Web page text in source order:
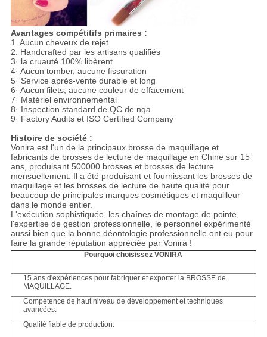
Avantages compétitifs primaires :
1. Aucun cheveux de rejet
2. Handcrafted par les artisans qualifiés
3· la cruauté 100% libèrent
4· Aucun tomber, aucune fissuration
5· Service après-vente durable et long
6· Aucun filets, aucune couleur de effacement
7· Matériel environnemental
8· Inspection standard de QC de nqa
9· Factory Audits et ISO Certified Company
Histoire de société :
Vonira est l'un de la principaux brosse de maquillage et
fabricants de brosses de lecture de maquillage en Chine sur 15
ans, produisant 500000 brosses et brosses de lecture
mensuellement. Il a été produisant et fournissant les brosses de
maquillage et les brosses de lecture de haute qualité pour
beaucoup de principales marques cosmétiques et maquilleur
dans le monde entier.
L'exécution sophistiquée, les chaînes de montage de pointe,
l'expertise de gestion professionnelle, le personnel expérimenté
aussi bien que la bonne déontologie professionnelle ont eu pour
faire la grande réputation appréciée par Vonira !
Pourquoi choisissez VONIRA
15 ans d'expériences pour fabriquer et exporter la BROSSE de
MAQUILLAGE.
Compétence de haut niveau de développement et techniques
avancées.
Qualité fiable de production.